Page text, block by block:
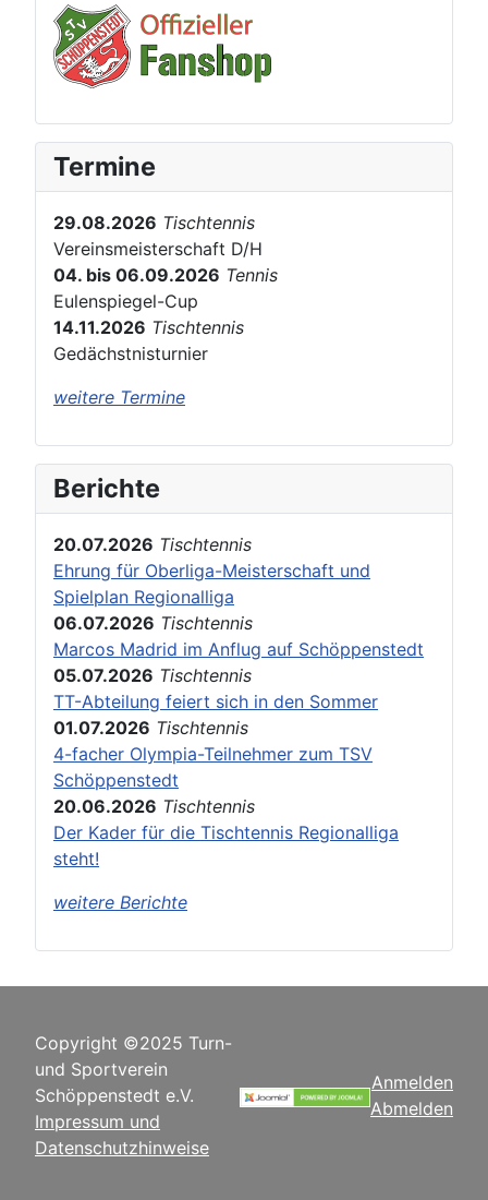
Termine
29.08.2026 Tischtennis
Vereinsmeisterschaft D/H
04. bis 06.09.2026 Tennis
Eulenspiegel-Cup
14.11.2026 Tischtennis
Gedächstnisturnier
weitere Termine
Berichte
20.07.2026 Tischtennis
Ehrung für Oberliga-Meisterschaft und
Spielplan Regionalliga
06.07.2026 Tischtennis
Marcos Madrid im Anflug auf Schöppenstedt
05.07.2026 Tischtennis
TT-Abteilung feiert sich in den Sommer
01.07.2026 Tischtennis
4-facher Olympia-Teilnehmer zum TSV
Schöppenstedt
20.06.2026 Tischtennis
Der Kader für die Tischtennis Regionalliga
steht!
weitere Berichte
Copyright ©2025 Turn-
und Sportverein
Schöppenstedt e.V.
Impressum und
Datenschutzhinweise
Anmelden
Abmelden